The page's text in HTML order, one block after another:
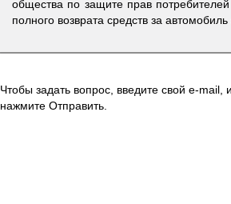
общества по защите прав
полного возврата средств за
Чтобы задать вопрос, введите свой e-mail,
нажмите Отправить.